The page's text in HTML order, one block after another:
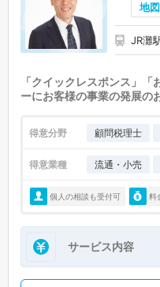
地図
JR灘
「クイックレスポンス」
ーにお客様の事業の発展の
得意分野 顧問税理士
得意業種 流通・小売
個人の相談も受付可 料
サービス内容